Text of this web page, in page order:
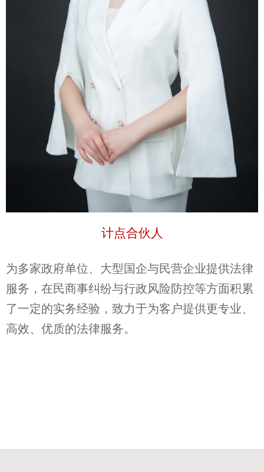
计点合伙人
为多家政府单位、大型国企与民营企业提供法律
服务，在民商事纠纷与行政风险防控等方面积累
了一定的实务经验，致力于为客户提供更专业、
高效、优质的法律服务。